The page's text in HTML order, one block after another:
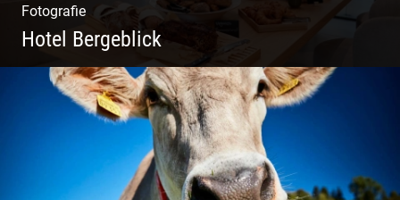
Fotografie
Hotel Bergeblick
Zweites Shooting für das Designhotel in Bad